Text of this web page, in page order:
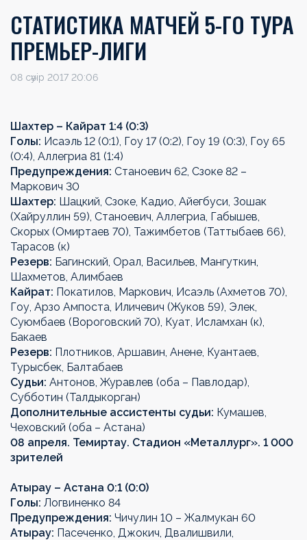
СТАТИСТИКА МАТЧЕЙ 5-ГО ТУРА
ПРЕМЬЕР-ЛИГИ
08 сәуір 2017 20:06
Шахтер – Кайрат 1:4 (0:3)
Голы: Исаэль 12 (0:1), Гоу 17 (0:2), Гоу 19 (0:3), Гоу 65
(0:4), Аллегриа 81 (1:4)
Предупреждения: Станоевич 62, Сзоке 82 –
Маркович 30
Шахтер: Шацкий, Сзоке, Кадио, Айегбуси, Зошак
(Хайруллин 59), Станоевич, Аллегриа, Габышев,
Скорых (Омиртаев 70), Тажимбетов (Таттыбаев 66),
Тарасов (к)
Резерв: Багинский, Орал, Васильев, Мангуткин,
Шахметов, Алимбаев
Кайрат: Покатилов, Маркович, Исаэль (Ахметов 70),
Гоу, Арзо Ампоста, Иличевич (Жуков 59), Элек,
Суюмбаев (Вороговский 70), Куат, Исламхан (к),
Бакаев
Резерв: Плотников, Аршавин, Анене, Куантаев,
Турысбек, Балтабаев
Судьи: Антонов, Журавлев (оба – Павлодар),
Субботин (Талдыкорган)
Дополнительные ассистенты судьи: Кумашев,
Чеховский (оба – Астана)
08 апреля. Темиртау. Стадион «Металлург». 1 000
зрителей
Атырау – Астана 0:1 (0:0)
Голы: Логвиненко 84
Предупреждения: Чичулин 10 – Жалмукан 60
Атырау: Пасеченко, Джокич, Двалишвили,